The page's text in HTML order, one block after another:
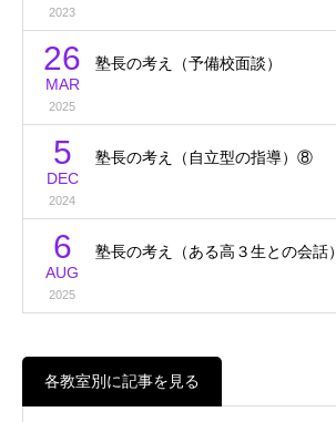
2023
26
MAR
2025
塾長の考え（予備校面談）
5
DEC
2024
塾長の考え（自立型の指導）⑧
6
AUG
2025
塾長の考え（ある高３生との会話）
各教室別に記事を見る